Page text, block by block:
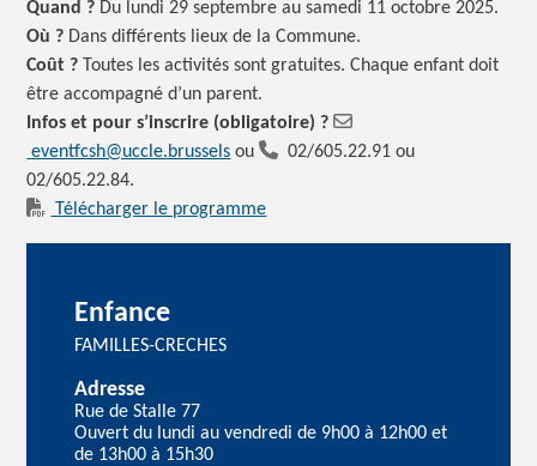
Quand ? Du lundi 29 septembre au samedi 11 octobre 2025.
Où ? Dans différents lieux de la Commune.
Coût ? Toutes les activités sont gratuites. Chaque enfant doit
être accompagné d’un parent.
Infos et pour s’inscrire (obligatoire) ?
eventfcsh@uccle.brussels ou
02/605.22.91 ou
02/605.22.84.
Télécharger le programme
Enfance
FAMILLES-CRECHES
Adresse
Rue de Stalle 77
Ouvert du lundi au vendredi de 9h00 à 12h00 et
de 13h00 à 15h30